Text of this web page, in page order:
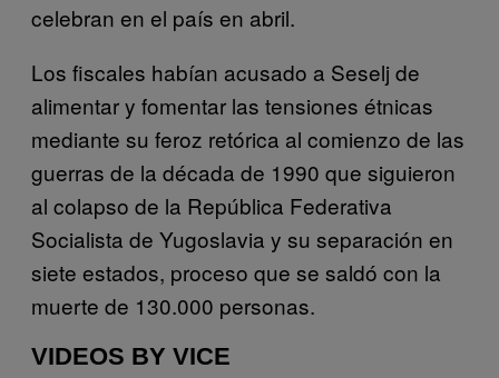
celebran en el país en abril.
Los fiscales habían acusado a Seselj de
alimentar y fomentar las tensiones étnicas
mediante su feroz retórica al comienzo de las
guerras de la década de 1990 que siguieron
al colapso de la República Federativa
Socialista de Yugoslavia y su separación en
siete estados, proceso que se saldó con la
muerte de 130.000 personas.
VIDEOS BY VICE